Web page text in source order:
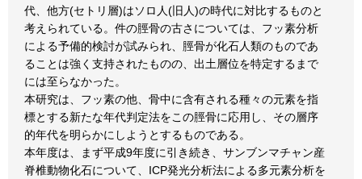
代、他方(セトリ層)はソロ人(旧人)の時代に対比するものと
考えられている。件の脛骨の古さについては、フッ素分析
による予備的検討が試みられ、脛骨が化石人類のものであ
ることは強く支持されたものの、出土層位を特定するまで
には至らなかった。
本研究は、フッ素の他、骨中に含有される種々の元素を指
標とする新たな年代判定法をこの脛骨に応用し、その層序
的年代を明らかにしようとするものである。
本年度は、まず平成9年度に引き続き、サンブンマチャン産
脊椎動物化石について、ICP発光分析法による多元素分析を